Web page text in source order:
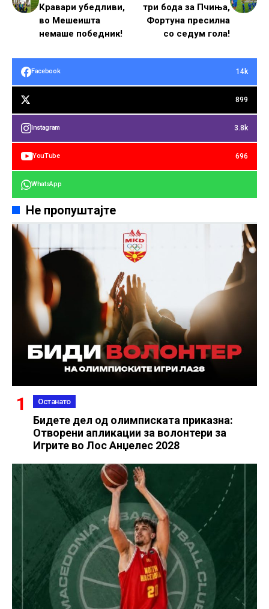
Кравари убедливи,
во Мешеишта
немаше победник!
три бода за Пчиња,
Фортуна пресилна
со седум гола!
Facebook 14k
899
Instagram 3.8k
YouTube 696
WhatsApp
Не пропуштајте
Останато
Бидете дел од олимписката приказна:
Отворени апликации за волонтери за
Игрите во Лос Анџелес 2028